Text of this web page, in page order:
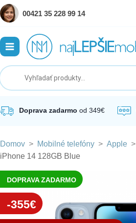
00421 35 228 99 14
Doprava zadarmo od 349€
Domov > Mobilné telefóny > Apple >
iPhone 14 128GB Blue
DOPRAVA ZADARMO
-355€